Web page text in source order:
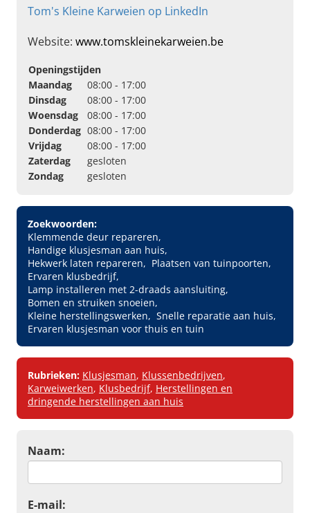
Tom's Kleine Karweien op LinkedIn
Website: www.tomskleinekarweien.be
Openingstijden
Maandag
08:00 - 17:00
Dinsdag
08:00 - 17:00
Woensdag
08:00 - 17:00
Donderdag 08:00 - 17:00
Vrijdag
08:00 - 17:00
Zaterdag
gesloten
Zondag
gesloten
Zoekwoorden:
Klemmende deur repareren
Handige klusjesman aan huis
Hekwerk laten repareren
Plaatsen van tuinpoorten
Ervaren klusbedrijf
Lamp installeren met 2-draads aansluiting
Bomen en struiken snoeien
Kleine herstellingswerken
Snelle reparatie aan huis
Ervaren klusjesman voor thuis en tuin
Rubrieken: Klusjesman, Klussenbedrijven,
Karweiwerken, Klusbedrijf, Herstellingen en
dringende herstellingen aan huis
Naam:
E-mail: